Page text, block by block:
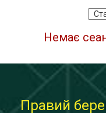
Немає
Правий